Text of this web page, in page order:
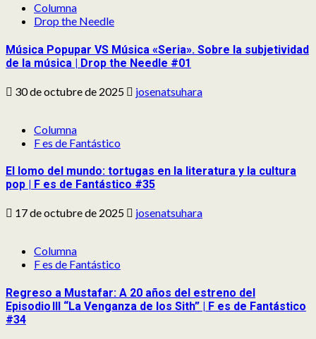
Columna
Drop the Needle
Música Popupar VS Música «Seria». Sobre la subjetividad
de la música | Drop the Needle #01
30 de octubre de 2025 josenatsuhara
Columna
F es de Fantástico
El lomo del mundo: tortugas en la literatura y la cultura
pop | F es de Fantástico #35
17 de octubre de 2025 josenatsuhara
Columna
F es de Fantástico
Regreso a Mustafar: A 20 años del estreno del
Episodio III “La Venganza de los Sith” | F es de Fantástico
#34